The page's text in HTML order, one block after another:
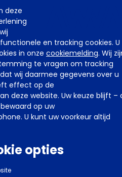
deze
en tracking cookies. U
in onze cookiemelding. Wij
te vragen om tracking
wij daarmee gegevens over u
effect op de
deze website. Uw keuze blijft –
op uw
U kunt uw voorkeur altijd
opties